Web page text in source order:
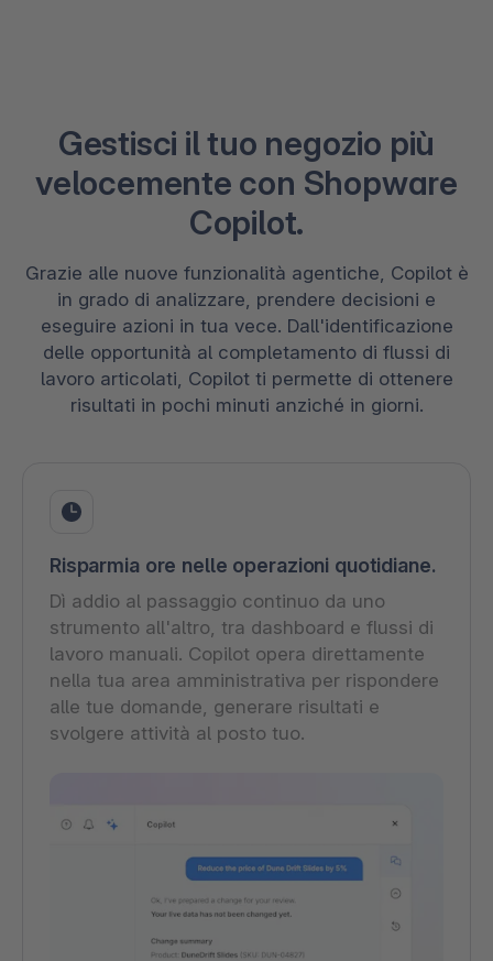
Gestisci il tuo negozio più
velocemente con Shopware
Copilot.
Grazie alle nuove funzionalità agentiche, Copilot è
in grado di analizzare, prendere decisioni e
eseguire azioni in tua vece. Dall'identificazione
delle opportunità al completamento di flussi di
lavoro articolati, Copilot ti permette di ottenere
risultati in pochi minuti anziché in giorni.
Risparmia ore nelle operazioni quotidiane.
Dì addio al passaggio continuo da uno
strumento all'altro, tra dashboard e flussi di
lavoro manuali. Copilot opera direttamente
nella tua area amministrativa per rispondere
alle tue domande, generare risultati e
svolgere attività al posto tuo.